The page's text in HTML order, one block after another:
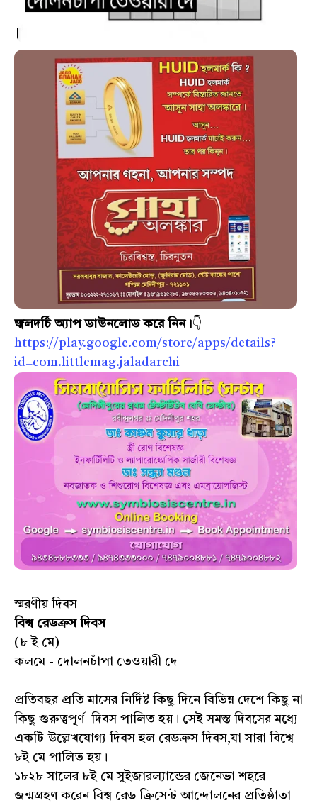
জ্বলদর্চি অ্যাপ ডাউনলোড করে নিন। 👇
https://play.google.com/store/apps/details?
id=com.littlemag.jaladarchi
স্মরণীয় দিবস
বিশ্ব রেডক্রস দিবস
(৮ ই মে)
কলমে - দোলনচাঁপা তেওয়ারী দে
প্রতিবছর প্রতি মাসের নির্দিষ্ট কিছু দিনে বিভিন্ন দেশে কিছু না
কিছু গুরুত্বপূর্ণ দিবস পালিত হয়। সেই সমস্ত দিবসের মধ্যে
একটি উল্লেখযোগ্য দিবস হল রেডক্রস দিবস,যা সারা বিশ্বে
৮ই মে পালিত হয়।
১৮২৮ সালের ৮ই মে সুইজারল্যান্ডের জেনেভা শহরে
জন্মগ্রহণ করেন বিশ্ব রেড ক্রিসেন্ট আন্দোলনের প্রতিষ্ঠাতা